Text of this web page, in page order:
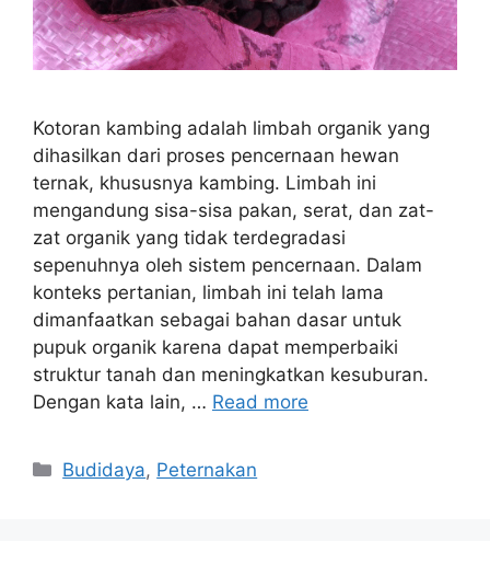
Kotoran kambing adalah limbah organik yang
dihasilkan dari proses pencernaan hewan
ternak, khususnya kambing. Limbah ini
mengandung sisa-sisa pakan, serat, dan zat-
zat organik yang tidak terdegradasi
sepenuhnya oleh sistem pencernaan. Dalam
konteks pertanian, limbah ini telah lama
dimanfaatkan sebagai bahan dasar untuk
pupuk organik karena dapat memperbaiki
struktur tanah dan meningkatkan kesuburan.
Dengan kata lain, … Read more
Categories
Budidaya, Peternakan